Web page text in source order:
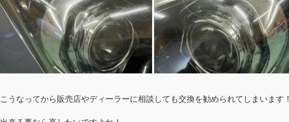
こうなってから販売店やディーラーに相談しても交換を勧められてしまいます！